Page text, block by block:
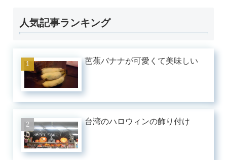
人気記事ランキング
芭蕉バナナが可愛くて美味しい
台湾のハロウィンの飾り付け